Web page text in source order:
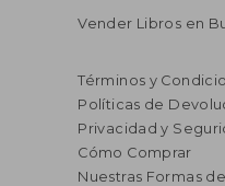
Vender Libros en
Términos y
Políticas de
Privacidad y
Cómo Comprar
Nuestras Formas